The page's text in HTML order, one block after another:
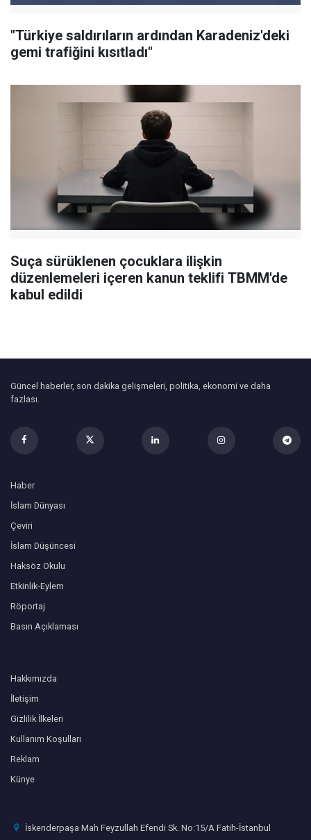
"Türkiye saldırıların ardından Karadeniz'deki
gemi trafiğini kısıtladı"
Suça sürüklenen çocuklara ilişkin
düzenlemeleri içeren kanun teklifi TBMM'de
kabul edildi
Güncel haberler, son dakika gelişmeleri, politika, ekonomi ve daha
fazlası.
Haber
İslam Dünyası
Çeviri
İslam Düşüncesi
Haksöz Okulu
Etkinlik-Eylem
Röportaj
Basın Açıklaması
Hakkımızda
İletişim
Gizlilik İlkeleri
Kullanım Koşulları
Reklam
Künye
İskenderpaşa Mah Feyzullah Efendi Sk. No:15/A Fatih-İstanbul